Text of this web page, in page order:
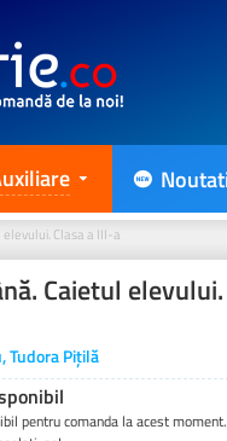
Clasa a III-a
Caietul elevului.
Tudora Piţilă
pentru comanda la acest